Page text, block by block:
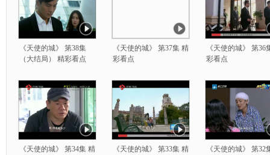
《天使的城》 第38集
（大结局） 精彩看点
《天使的城》 第37集 精
彩看点
《天使的城》 第36
彩看点
《天使的城》 第34集 精
《天使的城》 第33集 精
《天使的城》 第32